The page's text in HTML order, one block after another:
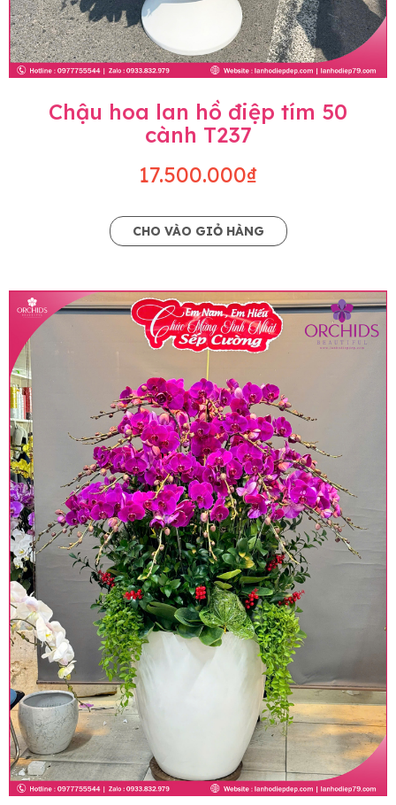
Chậu hoa lan hồ điệp tím 50
cành T237
17.500.000₫
CHO VÀO GIỎ HÀNG